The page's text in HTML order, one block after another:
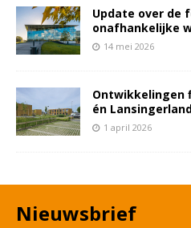
Update over de
onafhankelijke
14 mei 2026
Ontwikkelingen
én
1 april 2026
Nieuwsbrief